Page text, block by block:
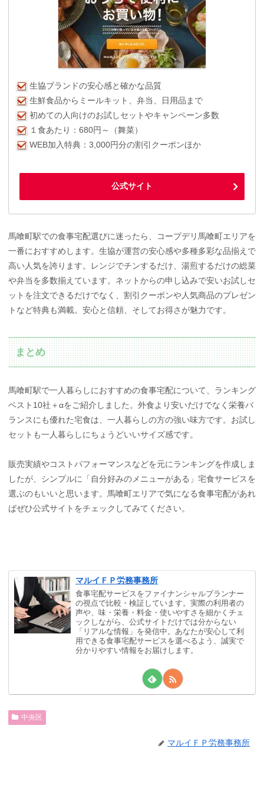
生協ブランドの安心感と確かな品質
生鮮食品からミールキット、弁当、日用品まで
初めての人向けのお試しセットやキャンペーン多数
１食あたり：680円～（舞菜）
WEB加入特典：3,000円分の割引クーポンほか
公式サイト
馬喰町駅での食事宅配選びに迷ったら、コープデリ馬喰町エリアを
一番におすすめします。生協が運営の安心感や多種多彩な品揃えで
高い人気を誇ります。レンジでチンするだけ、湯煎するだけの総菜
や弁当を多数揃えています。ネットからの申し込みで安いお試しセ
ットを注文できるだけでなく、割引クーポンや人気商品のプレゼン
トなど特典も満載。安心と信頼、そしてお得さが魅力です。
まとめ
馬喰町駅で一人暮らしにおすすめの食事宅配について、ランキング
ベスト10社＋αをご紹介しました。外食より安いだけでなく栄養バ
ランスにも優れた宅食は、一人暮らしの方の強い味方です。お試し
セットも一人暮らしにちょうどいいサイズ感です。
販売実績やコストパフォーマンスなどを元にランキングを作成しま
したが、シンプルに「自分好みのメニューがある」宅食サービスを
選ぶのもいいと思います。馬喰町エリアで気になる食事宅配があれ
ばぜひ公式サイトをチェックしてみてください。
マルイＦＰ労務事務所
食事宅配サービスをファイナンシャルプランナー
の視点で比較・検証しています。実際の利用者の
声や、味・栄養・料金・使いやすさを細かくチェ
ックしながら、公式サイトだけでは分からない
「リアルな情報」を発信中。あなたが安心して利
用できる食事宅配サービスを選べるよう、誠実で
分かりやすい情報をお届けします。
中央区
マルイＦＰ労務事務所